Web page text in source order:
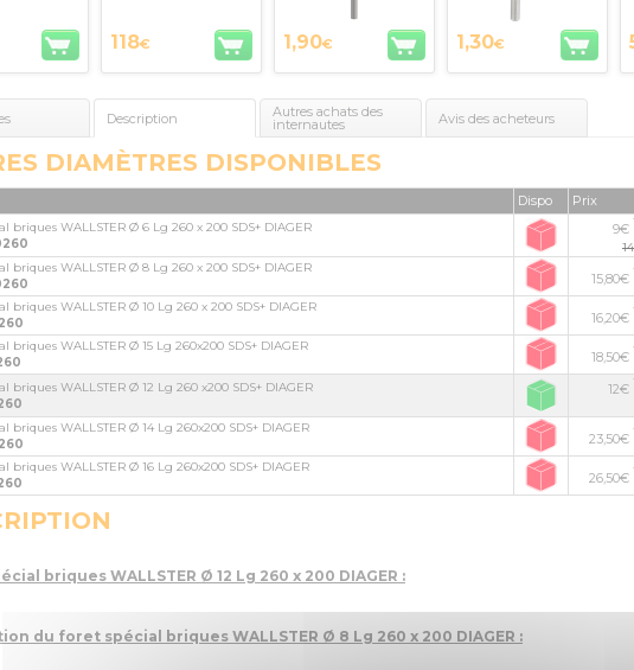
118€ 1,90€ 1,30€
Description Autres achats des
internautes Avis des acheteurs
DIAMÈTRES DISPONIBLES
Dispo Prix
briques WALLSTER Ø 6 Lg 260 x 200 SDS+ DIAGER
9€
briques WALLSTER Ø 8 Lg 260 x 200 SDS+ DIAGER
15,80€
briques WALLSTER Ø 10 Lg 260 x 200 SDS+ DIAGER
16,20€
briques WALLSTER Ø 15 Lg 260x200 SDS+ DIAGER
18,50€
briques WALLSTER Ø 12 Lg 260 x200 SDS+ DIAGER
12€
briques WALLSTER Ø 14 Lg 260x200 SDS+ DIAGER
23,50€
briques WALLSTER Ø 16 Lg 260x200 SDS+ DIAGER
26,50€
briques WALLSTER Ø 12 Lg 260 x 200 DIAGER :
du foret spécial briques WALLSTER Ø 8 Lg 260 x 200 DIAGER :